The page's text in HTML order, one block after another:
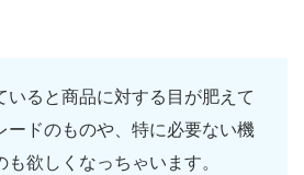
いると商品に対する目が肥えて
ードのものや、特に必要ない機
欲しくなっちゃいます。